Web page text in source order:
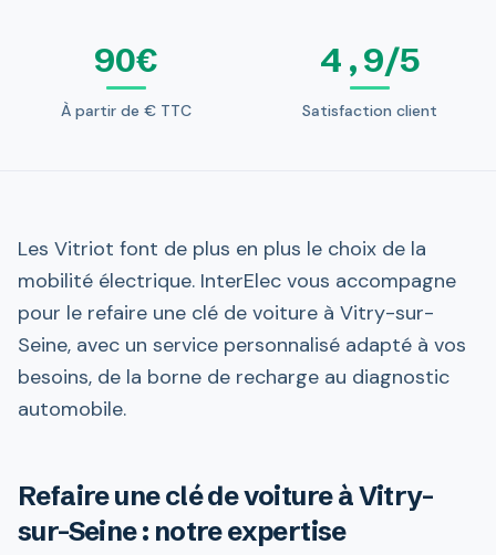
90€
À partir de € TTC
4,9/5
Satisfaction client
Les Vitriot font de plus en plus le choix de la
mobilité électrique. InterElec vous accompagne
pour le refaire une clé de voiture à Vitry-sur-
Seine, avec un service personnalisé adapté à vos
besoins, de la borne de recharge au diagnostic
automobile.
Refaire une clé de voiture à Vitry-
sur-Seine : notre expertise